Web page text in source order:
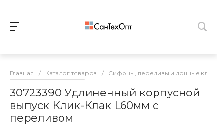
Главная / Каталог товаров / Сифоны, переливы и донные
30723390 Удлиненный корпусной
выпуск Клик-Клак L60мм с
переливом